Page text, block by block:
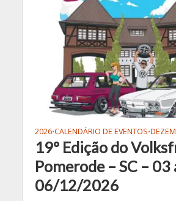
2026•CALENDÁRIO DE EVENTOS•
19° Edição do
Pomerode – SC – 03
06/12/2026